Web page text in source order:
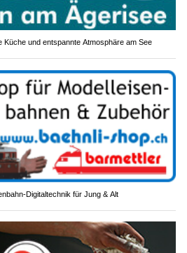
Küche und entspannte Atmosphäre am See
Digitaltechnik für Jung & Alt